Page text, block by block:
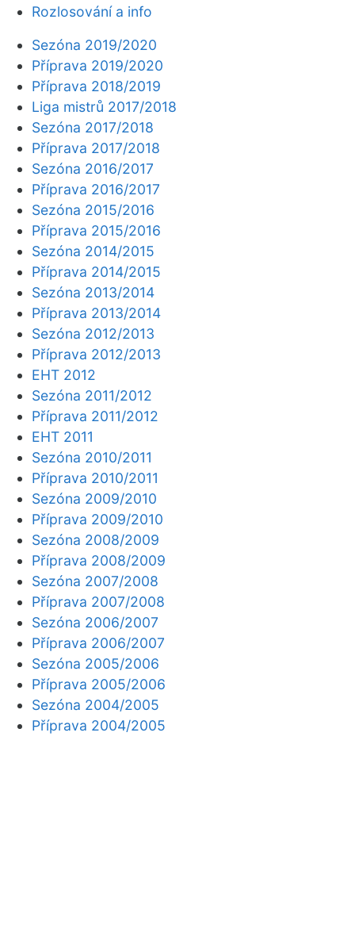
Rozlosování a info
Sezóna 2019/2020
Příprava 2019/2020
Příprava 2018/2019
Liga mistrů 2017/2018
Sezóna 2017/2018
Příprava 2017/2018
Sezóna 2016/2017
Příprava 2016/2017
Sezóna 2015/2016
Příprava 2015/2016
Sezóna 2014/2015
Příprava 2014/2015
Sezóna 2013/2014
Příprava 2013/2014
Sezóna 2012/2013
Příprava 2012/2013
EHT 2012
Sezóna 2011/2012
Příprava 2011/2012
EHT 2011
Sezóna 2010/2011
Příprava 2010/2011
Sezóna 2009/2010
Příprava 2009/2010
Sezóna 2008/2009
Příprava 2008/2009
Sezóna 2007/2008
Příprava 2007/2008
Sezóna 2006/2007
Příprava 2006/2007
Sezóna 2005/2006
Příprava 2005/2006
Sezóna 2004/2005
Příprava 2004/2005